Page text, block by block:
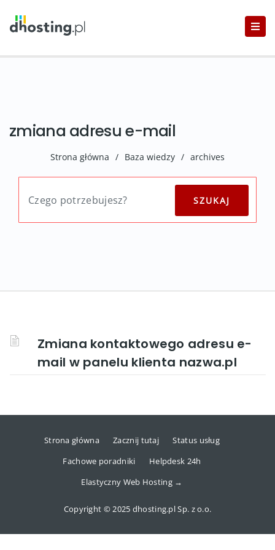
zmiana adresu e-mail
Strona główna / Baza wiedzy / archives
Zmiana kontaktowego adresu e-
mail w panelu klienta nazwa.pl
Strona główna Zacznij tutaj
Status usług
Fachowe poradniki
Helpdesk 24h
Elastyczny Web Hosting →
Copyright © 2025 dhosting.pl Sp. z o.o.